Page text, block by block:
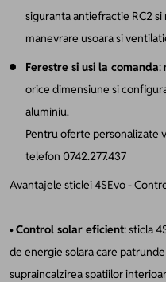
siguranta antiefractie RC2
manevrare usoara si
Ferestre si usi la comanda:
orice dimensiune si
aluminiu.
Pentru oferte personalizate
telefon 0742.277.437
Avantajele sticlei 4SEvo -
•Control solar eficient: sticla
de energie solara care
supraincalzirea spatiilor